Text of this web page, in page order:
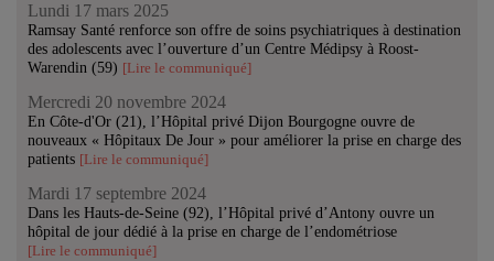
Lundi 17 mars 2025
Ramsay Santé renforce son offre de soins psychiatriques à destination
des adolescents avec l’ouverture d’un Centre Médipsy à Roost-
Warendin (59) [Lire le communiqué]
Mercredi 20 novembre 2024
En Côte-d'Or (21), l’Hôpital privé Dijon Bourgogne ouvre de
nouveaux « Hôpitaux De Jour » pour améliorer la prise en charge des
patients [Lire le communiqué]
Mardi 17 septembre 2024
Dans les Hauts-de-Seine (92), l’Hôpital privé d’Antony ouvre un
hôpital de jour dédié à la prise en charge de l’endométriose
[Lire le communiqué]